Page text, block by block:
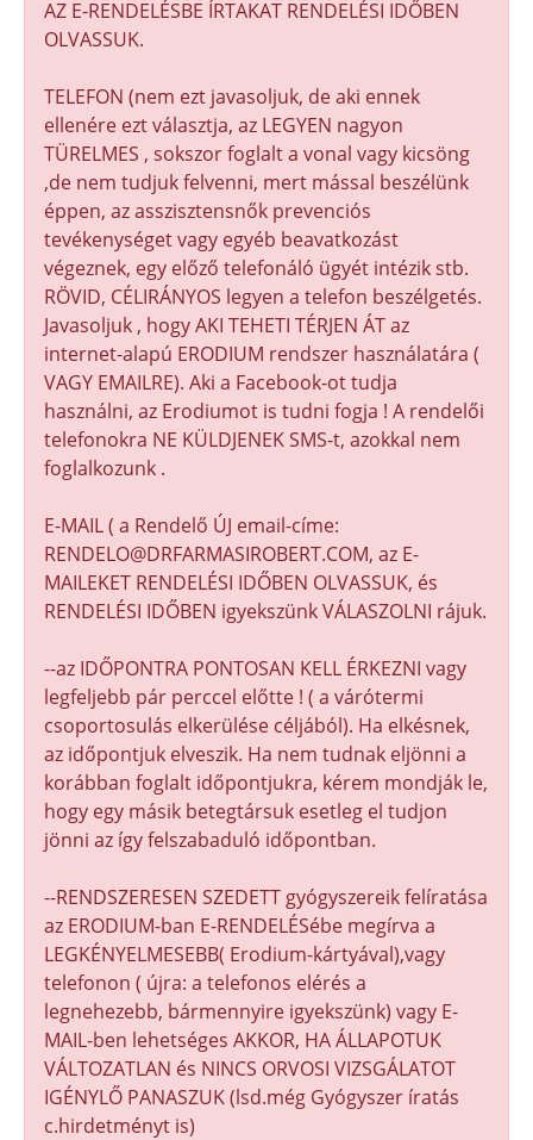
AZ E-RENDELÉSBE ÍRTAKAT RENDELÉSI IDŐBEN
OLVASSUK.
TELEFON (nem ezt javasoljuk, de aki ennek
ellenére ezt választja, az LEGYEN nagyon
TÜRELMES , sokszor foglalt a vonal vagy kicsöng
,de nem tudjuk felvenni, mert mással beszélünk
éppen, az asszisztensnők prevenciós
tevékenységet vagy egyéb beavatkozást
végeznek, egy előző telefonáló ügyét intézik stb.
RÖVID, CÉLIRÁNYOS legyen a telefon beszélgetés.
Javasoljuk , hogy AKI TEHETI TÉRJEN ÁT az
internet-alapú ERODIUM rendszer használatára (
VAGY EMAILRE). Aki a Facebook-ot tudja
használni, az Erodiumot is tudni fogja ! A rendelői
telefonokra NE KÜLDJENEK SMS-t, azokkal nem
foglalkozunk .
E-MAIL ( a Rendelő ÚJ email-címe:
RENDELO@DRFARMASIROBERT.COM, az E-
MAILEKET RENDELÉSI IDŐBEN OLVASSUK, és
RENDELÉSI IDŐBEN igyekszünk VÁLASZOLNI rájuk.
--az IDŐPONTRA PONTOSAN KELL ÉRKEZNI vagy
legfeljebb pár perccel előtte ! ( a várótermi
csoportosulás elkerülése céljából). Ha elkésnek,
az időpontjuk elveszik. Ha nem tudnak eljönni a
korábban foglalt időpontjukra, kérem mondják le,
hogy egy másik betegtársuk esetleg el tudjon
jönni az így felszabaduló időpontban.
--RENDSZERESEN SZEDETT gyógyszereik felíratása
az ERODIUM-ban E-RENDELÉSébe megírva a
LEGKÉNYELMESEBB( Erodium-kártyával),vagy
telefonon ( újra: a telefonos elérés a
legnehezebb, bármennyire igyekszünk) vagy E-
MAIL-ben lehetséges AKKOR, HA ÁLLAPOTUK
VÁLTOZATLAN és NINCS ORVOSI VIZSGÁLATOT
IGÉNYLŐ PANASZUK (lsd.még Gyógyszer íratás
c.hirdetményt is)